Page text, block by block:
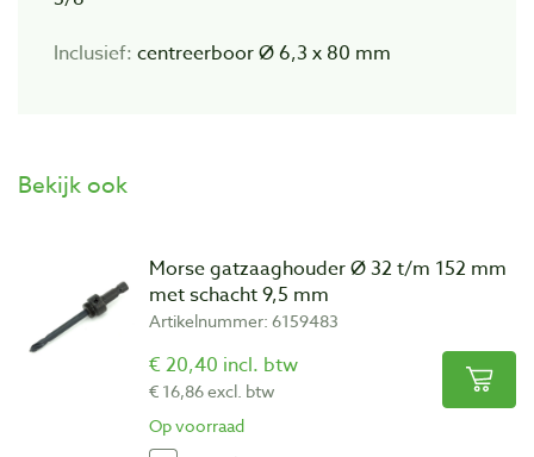
Inclusief: centreerboor Ø 6,3 x 80 mm
Bekijk ook
Morse gatzaaghouder Ø 32 t/m 152 mm
met schacht 9,5 mm
Artikelnummer: 6159483
€ 20,40 incl. btw
€ 16,86 excl. btw
Op voorraad